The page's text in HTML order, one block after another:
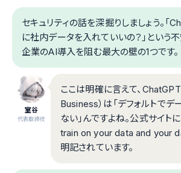
セキュリティの話を深掘りしましょう。「
に社内データを入れていいの？」という不
企業のAI導入を阻む最大の壁の1つです。
室谷
代表取締役
ここは明確に言えて、
Business）は「デフォルトで
ない」んですよね。公式サイト
train on your data and your
明記されています。